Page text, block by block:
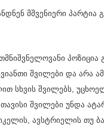
მშვენიერი პარტია
პოზიცია
შვილები და არა
სხვის შვილებს,
შვილები უნდა
ავსტრიელის თუ